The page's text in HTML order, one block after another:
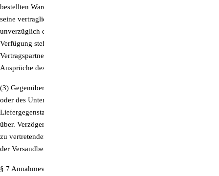
bestellten Ware nicht in der Lage ist, weil der Lieferant des Anbieters
seine vertraglichen Verpflichtungen nicht erfüllt, wird der Kunde
unverzüglich darüber informiert, dass die bestellte Ware nicht zur
Verfügung steht. Bereits erbrachte Gegenleistungen des
Vertragspartners werden unverzüglich erstattet. Die gesetzlichen
Ansprüche des Kunden bleiben unberührt.
(3) Gegenüber Unternehmern geht die Gefahr der Verschlechterung
oder des Untergangs der Ware mit der Übergabe des
Liefergegenstandes an das Transportunternehmen auf den Besteller
über. Verzögert sich die Übergabe oder Versendung aus vom Besteller
zu vertretenden Gründen, so geht die Gefahr am Tage der Mitteilung
der Versandbereitschaft des Liefergegenstandes auf den Besteller über.
§ 7 Annahmeverzug